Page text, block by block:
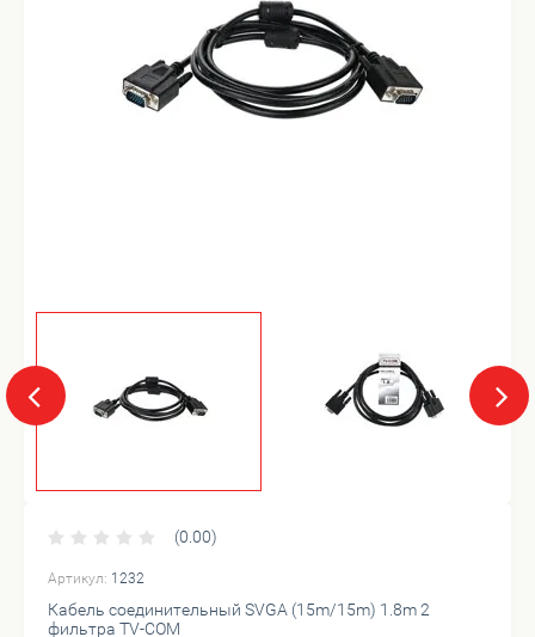
(0.00)
Артикул: 1232
Кабель соединительный SVGA (15m/15m) 1.8m 2
фильтра TV-COM